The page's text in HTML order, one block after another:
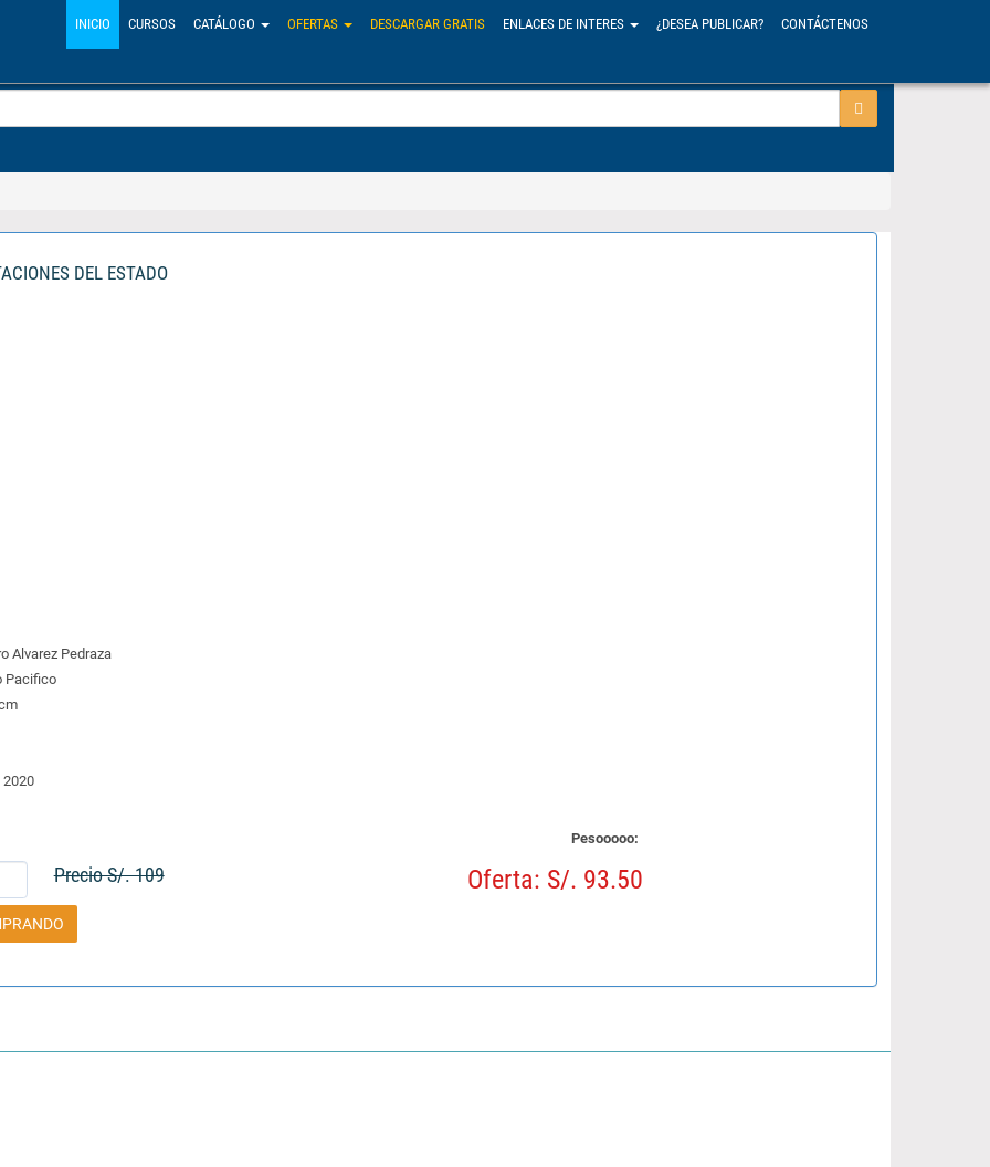
INICIO CURSOS CATÁLOGO OFERTAS DESCARGAR GRATIS ENLACES DE INTERES ¿DESEA PUBLICAR? CONTÁCTENOS
DEL ESTADO
Alvarez Pedraza
Pacifico
2020
Pesooooo:
Precio S/. 109 Oferta: S/. 93.50